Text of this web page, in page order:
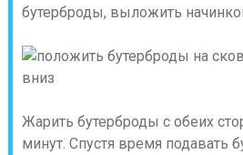
бутерброды, выложить
Жарить бутерброды с обеих
минут. Спустя время подавать